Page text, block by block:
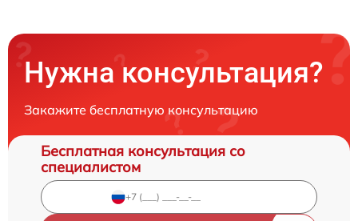
Нужна консультация?
Закажите бесплатную консультацию
Бесплатная консультация со
специалистом